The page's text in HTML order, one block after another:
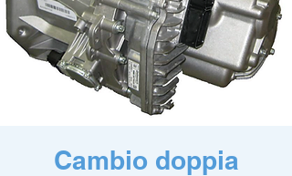
Cambio doppia